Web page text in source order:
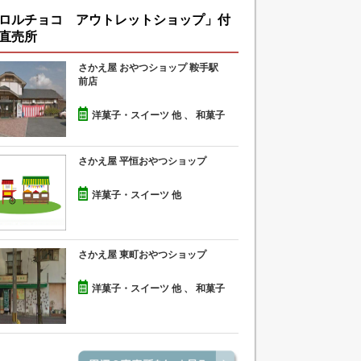
ルチョコ アウトレットショップ」付
売所
さかえ屋 おやつショップ 鞍手駅
前店
洋菓子・スイーツ 他 、 和菓子
さかえ屋 平恒おやつショップ
洋菓子・スイーツ 他
さかえ屋 東町おやつショップ
洋菓子・スイーツ 他 、 和菓子